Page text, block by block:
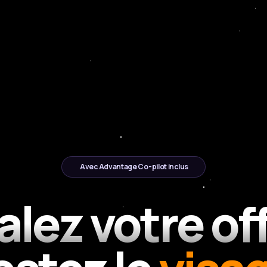
Avec Advantage Co-pilot inclus
votre